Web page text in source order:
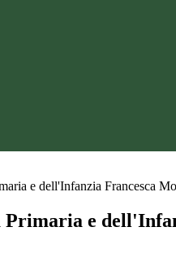
e dell'Infanzia Francesca
Primaria e